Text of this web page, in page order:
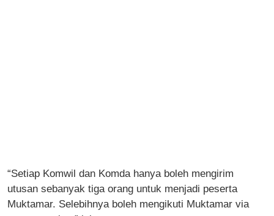
“Setiap Komwil dan Komda hanya boleh mengirim
utusan sebanyak tiga orang untuk menjadi peserta
Muktamar. Selebihnya boleh mengikuti Muktamar via